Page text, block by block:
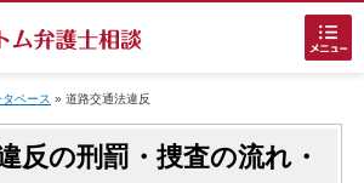
ベース » 道路交通法違反
反の刑罰・捜査の流れ・